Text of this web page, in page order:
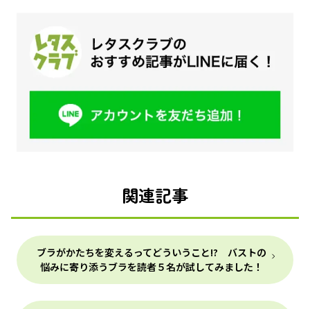
関連記事
ブラがかたちを変えるってどういうこと!? バストの
悩みに寄り添うブラを読者５名が試してみました！